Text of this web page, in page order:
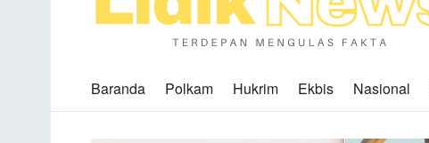
Baranda Polkam Hukrim Ekbis Nasional